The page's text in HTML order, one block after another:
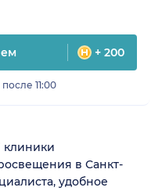
+ 200
11:00
клиники
в Санкт-
удобное